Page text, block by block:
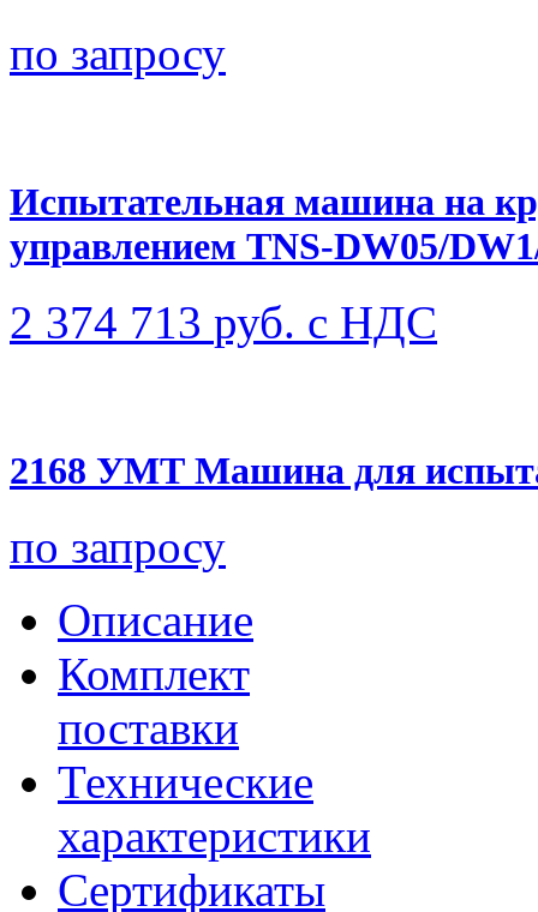
по запросу
Испытательная машина на
управлением TNS-DW05/
2 374 713 руб. с НДС
2168 УМТ Машина для
по запросу
Описание
Комплект
поставки
Технические
характеристики
Сертификаты